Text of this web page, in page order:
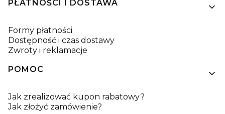
PŁATNOŚCI I DOSTAWA
Formy płatności
Dostępność i czas dostawy
Zwroty i reklamacje
POMOC
Jak zrealizować kupon rabatowy?
Jak złożyć zamówienie?